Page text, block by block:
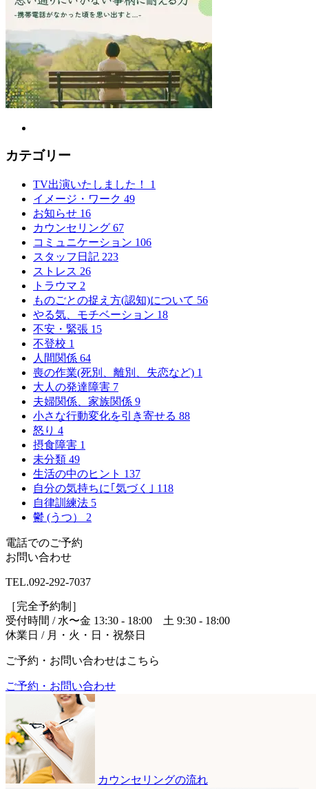
カテゴリー
TV出演いたしました！ 1
イメージ・ワーク 49
お知らせ 16
カウンセリング 67
コミュニケーション 106
スタッフ日記 223
ストレス 26
トラウマ 2
ものごとの捉え方(認知)について 56
やる気、モチベーション 18
不安・緊張 15
不登校 1
人間関係 64
喪の作業(死別、離別、失恋など) 1
大人の発達障害 7
夫婦関係、家族関係 9
小さな行動変化を引き寄せる 88
怒り 4
摂食障害 1
未分類 49
生活の中のヒント 137
自分の気持ちに｢気づく｣ 118
自律訓練法 5
鬱 (うつ） 2
電話でのご予約
お問い合わせ
TEL.092-292-7037
［完全予約制］
受付時間 / 水〜金 13:30 - 18:00 土 9:30 - 18:00
休業日 / 月・火・日・祝祭日
ご予約・お問い合わせはこちら
ご予約・お問い合わせ
カウンセリングの流れ